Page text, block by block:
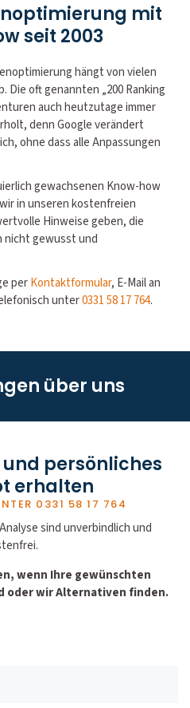
mit
seit 2003
hängt von vielen
Die oft genannten „200 Ranking
auch heutzutage immer
denn Google verändert
ohne dass alle Anpassungen
gewachsenen Know-how
in unseren kostenfreien
Hinweise geben, die
nicht gewusst und
perKontaktformular, E-Mail an
unter0331 58 17 764.
über uns
persönliches
erhalten
0331 58 17 764
sind unverbindlich und
wenn Ihre gewünschten
oder wir Alternativen finden.